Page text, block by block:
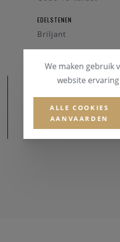
EDELSTENEN
Briljant
AFMETINGEN
We maken gebruik
website
ALLE COOKIES
AANVAARDEN